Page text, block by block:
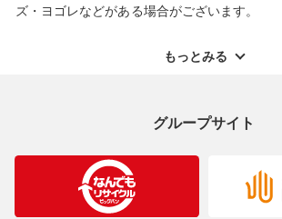
ズ・ヨゴレなどがある場合がございます。
ご理解くださいますようお願い申し上げます。
合がございますのでご了承ください。
※表記したカラー名は、当社が判断した名称を
製造元が定めたカラー名と異なることもあり
もっとみる
グループサイト